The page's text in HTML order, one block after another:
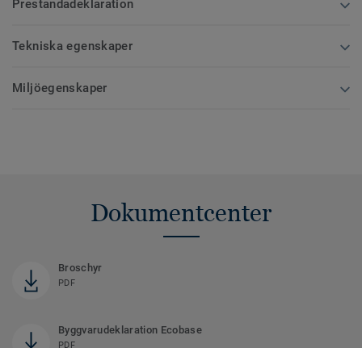
Prestandadeklaration
Tekniska egenskaper
Miljöegenskaper
Dokumentcenter
Broschyr
PDF
Byggvarudeklaration Ecobase
PDF